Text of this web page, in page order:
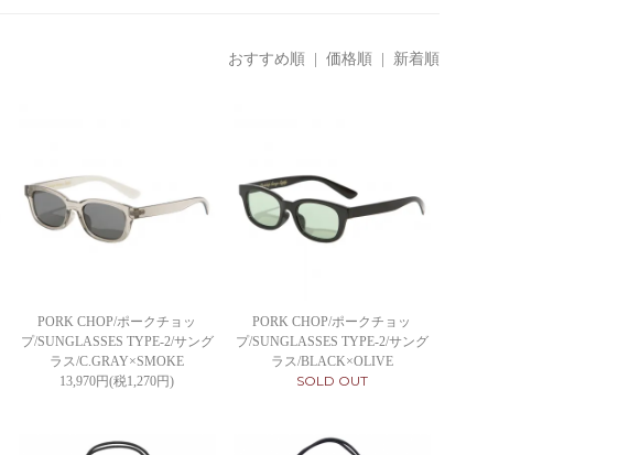
おすすめ順 | 価格順 | 新着順
PORK CHOP/ポークチョッ
プ/SUNGLASSES TYPE-2/サング
ラス/C.GRAY×SMOKE
13,970円(税1,270円)
PORK CHOP/ポークチョッ
プ/SUNGLASSES TYPE-2/サング
ラス/BLACK×OLIVE
SOLD OUT